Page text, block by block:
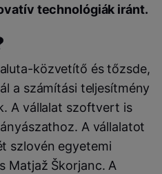
technológiák iránt.
közvetítő és tőzsde,
a számítási teljesítmény
A vállalat szoftvert is
A vállalatot
szlovén egyetemi
Matjaž Škorjanc. A